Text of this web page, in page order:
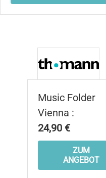
Music Folder
Vienna :
24,90 €
ZUM
ANGEBOT